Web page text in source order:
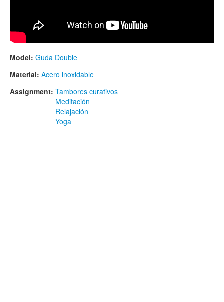
Model: Guda Double
Material: Acero inoxidable
Assignment: Tambores curativos
Meditación
Relajación
Yoga